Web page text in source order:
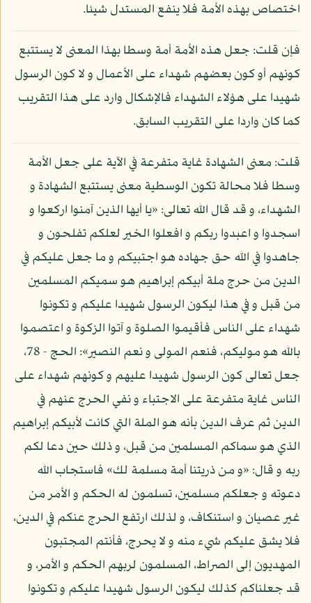
اختصاص بهذه الأمة فلا ينفع المستدل شيئا.
فإن قلت: جعل هذه الأمة أمة وسطا بهذا المعنى لا يستتبع
كونهم أو كون بعضهم شهداء على الأعمال و لا كون الرسول
شهيدا على هؤلاء الشهداء فالإشكال وارد على هذا التقريب
كما كان واردا على التقريب السابق.
قلت: معنى الشهادة غاية متفرعة في الآية على جعل الأمة
وسطا فلا محالة تكون الوسطية معنى يستتبع الشهادة و
الشهداء، و قد قال الله تعالى: «يا أيها الذين آمنوا اركعوا و
اسجدوا و اعبدوا ربكم و افعلوا الخير لعلكم تفلحون و
جاهدوا في الله حق جهاده هو اجتبيكم و ما جعل عليكم في
الدين من حرج ملة أبيكم إبراهيم هو سميكم المسلمين
من قبل و في هذا ليكون الرسول شهيدا عليكم و تكونوا
شهداء على الناس فأقيموا الصلوة و آتوا الزكوة و اعتصموا
بالله هو موليكم، فنعم المولى و نعم النصير»: الحج - 78،
جعل تعالى كون الرسول شهيدا عليهم و كونهم شهداء على
الناس غاية متفرعة على الاجتباء و نفي الحرج عنهم في
الدين ثم عرف الدين بأنه هو الملة التي كانت لأبيكم إبراهيم
الذي هو سماكم المسلمين من قبل، و ذلك حين دعا لكم
ربه و قال: «و من ذريتنا أمة مسلمة لك» فاستجاب الله
دعوته و جعلكم مسلمين، تسلمون له الحكم و الأمر من
غير عصيان و استنكاف، و لذلك ارتفع الحرج عنكم في الدين،
فلا يشق عليكم شيء منه و لا يحرج، فأنتم المجتبون
المهديون إلى الصراط، المسلمون لربهم الحكم و الأمر، و
قد جعلناكم كذلك ليكون الرسول شهيدا عليكم و تكونوا